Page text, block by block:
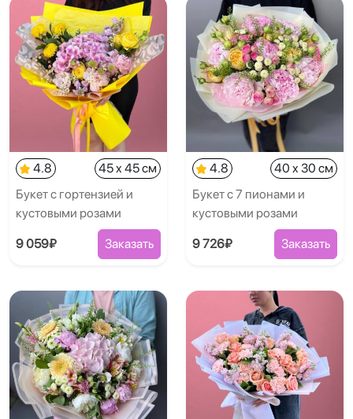
4.8
45 x 45 см
Букет с гортензией и
кустовыми розами
9 059₽ Заказать
4.8
40 x 30 см
Букет с 7 пионами и
кустовыми розами
9 726₽ Заказать